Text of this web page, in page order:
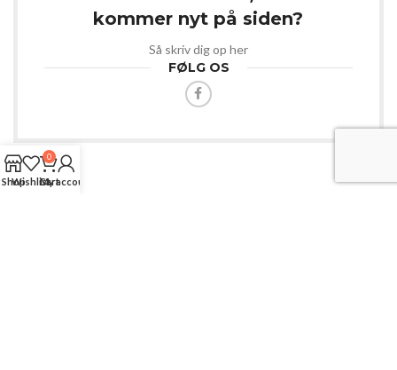
kommer nyt på siden?
Så skriv dig op her
FØLG OS
ShopWishlist
0
Cart
My account